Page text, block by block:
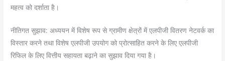
महत्व को दर्शाता है।
नीतिगत सुझाव: अध्ययन में विशेष रूप से ग्रामीण क्षेत्रों में एलपीजी वितरण नेटवर्क का
विस्तार करने तथा विशेष एलपीजी उपयोग को प्रोत्साहित करने के लिए एलपीजी
रिफिल के लिए वित्तीय सहायता बढ़ाने का सुझाव दिया गया है।